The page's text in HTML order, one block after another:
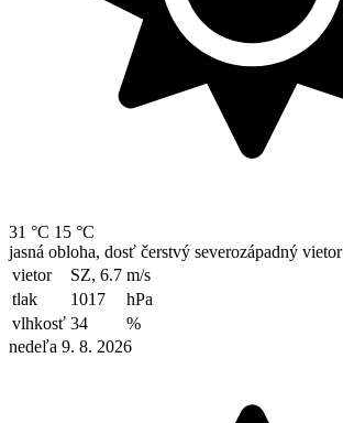
31 °C 15 °C
jasná obloha, dosť čerstvý severozápadný vietor
vietor
SZ, 6.7 m/s
tlak
1017
hPa
vlhkosť 34
%
nedeľa 9. 8. 2026